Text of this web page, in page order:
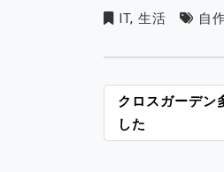
IT, 生活 自
投
稿
ナ
クロスガーデン
した